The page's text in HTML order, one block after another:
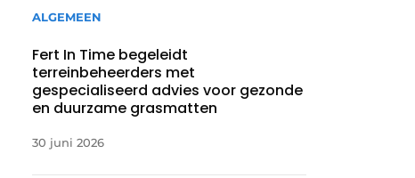
ALGEMEEN
Fert In Time begeleidt
terreinbeheerders met
gespecialiseerd advies voor gezonde
en duurzame grasmatten
30 juni 2026